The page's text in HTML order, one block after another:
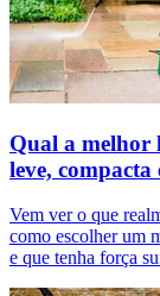
Qual a melhor
leve, compacta
Vem ver o que
como escolher um
e que tenha força